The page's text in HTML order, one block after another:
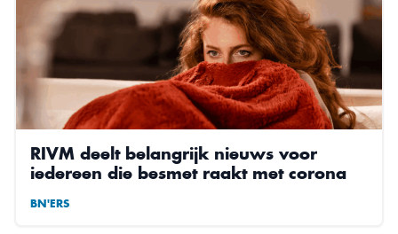
RIVM deelt belangrijk nieuws voor
iedereen die besmet raakt met corona
BN'ERS